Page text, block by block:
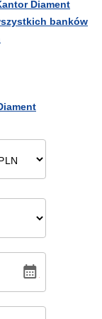
Diament
banków